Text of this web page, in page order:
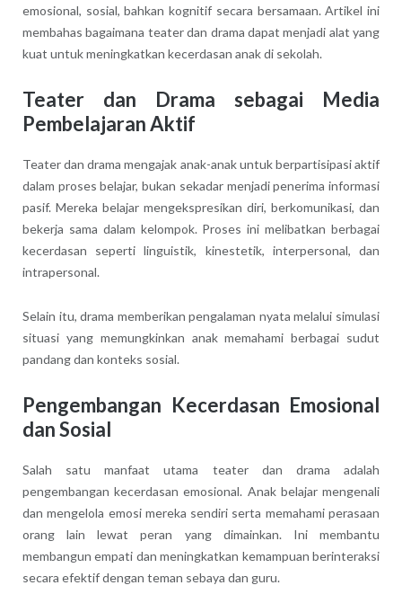
emosional, sosial, bahkan kognitif secara bersamaan. Artikel ini
membahas bagaimana teater dan drama dapat menjadi alat yang
kuat untuk meningkatkan kecerdasan anak di sekolah.
Teater dan Drama sebagai Media
Pembelajaran Aktif
Teater dan drama mengajak anak-anak untuk berpartisipasi aktif
dalam proses belajar, bukan sekadar menjadi penerima informasi
pasif. Mereka belajar mengekspresikan diri, berkomunikasi, dan
bekerja sama dalam kelompok. Proses ini melibatkan berbagai
kecerdasan seperti linguistik, kinestetik, interpersonal, dan
intrapersonal.
Selain itu, drama memberikan pengalaman nyata melalui simulasi
situasi yang memungkinkan anak memahami berbagai sudut
pandang dan konteks sosial.
Pengembangan Kecerdasan Emosional
dan Sosial
Salah satu manfaat utama teater dan drama adalah
pengembangan kecerdasan emosional. Anak belajar mengenali
dan mengelola emosi mereka sendiri serta memahami perasaan
orang lain lewat peran yang dimainkan. Ini membantu
membangun empati dan meningkatkan kemampuan berinteraksi
secara efektif dengan teman sebaya dan guru.